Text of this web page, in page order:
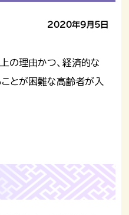
2020年9月5日
の理由かつ、経済的な
とが困難な高齢者が入